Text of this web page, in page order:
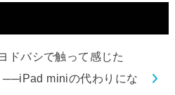
ドバシで触って感じた
──iPad miniの代わりにな